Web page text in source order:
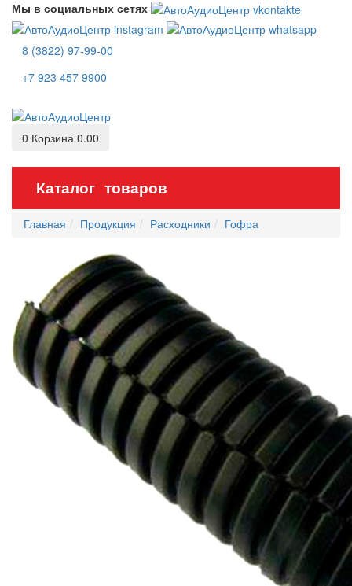
Мы в социальных сетях
8 (3822) 97-99-00
+7 923 457 9900
0 Корзина 0.00
Каталог товаров
Главная Продукция Расходники Гофра